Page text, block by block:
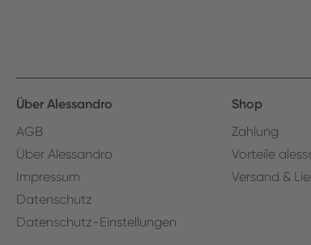
Über Alessandro
AGB
Über Alessandro
Impressum
Datenschutz
Datenschutz-Einstellungen
Shop
Zahlung
Vorteile
Versand &